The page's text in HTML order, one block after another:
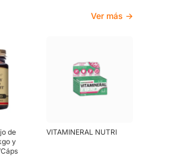
Ver más →
de
y
VITAMINERAL NUTRI